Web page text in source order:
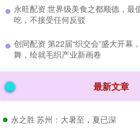
永旺配资 世界级美食之都顺德，最
吃，不接受任何反驳
创同配资 第22届“织交会”盛大开幕
舞，绘就毛织产业新画卷
最新文章
永之胜 苏州：大暑至，夏已深